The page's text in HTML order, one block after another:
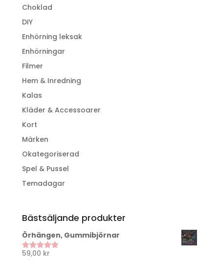
Choklad
DIY
Enhörning leksak
Enhörningar
Filmer
Hem & Inredning
Kalas
Kläder & Accessoarer
Kort
Märken
Okategoriserad
Spel & Pussel
Temadagar
Bästsäljande produkter
Örhängen, Gummibjörnar
Betygsatt
59,00 kr